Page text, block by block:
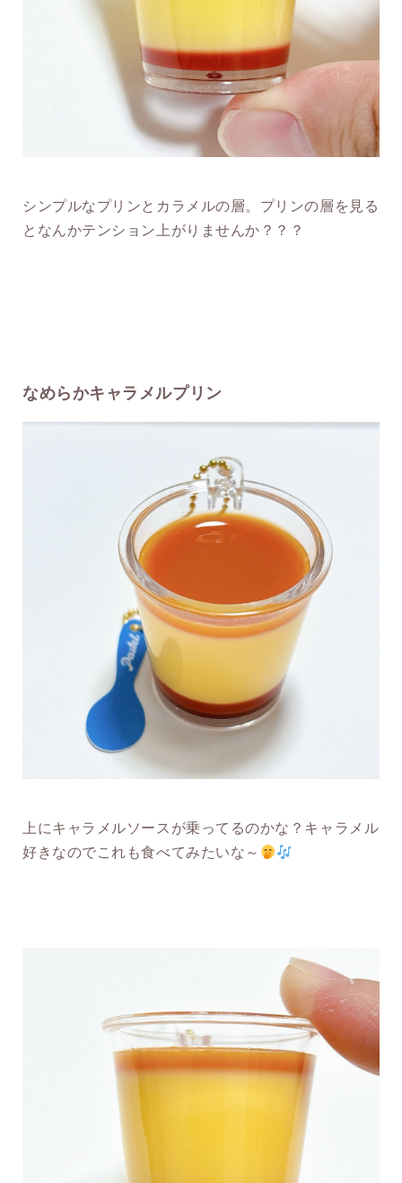
シンプルなプリンとカラメルの層。プリンの層を見る
となんかテンション上がりませんか？？？
なめらかキャラメルプリン
上にキャラメルソースが乗ってるのかな？キャラメル
好きなのでこれも食べてみたいな～